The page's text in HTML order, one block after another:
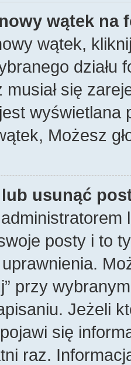
wątek na
wątek,
działu
się
wyświetlana
Możesz
usunąć
posty i to
uprawnienia.
przy
Jeżeli
się
raz.